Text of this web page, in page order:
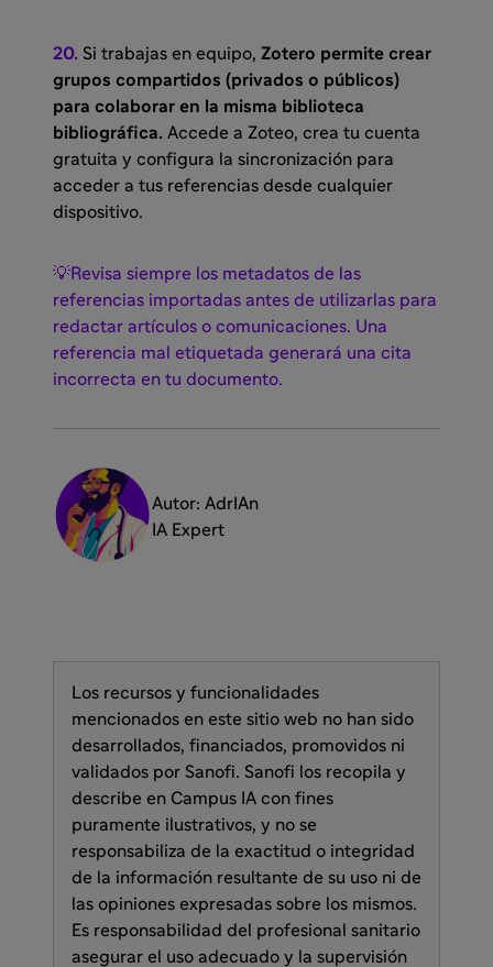
20. Si trabajas en equipo, Zotero permite crear
grupos compartidos (privados o públicos)
para colaborar en la misma biblioteca
bibliográfica. Accede a Zoteo, crea tu cuenta
gratuita y configura la sincronización para
acceder a tus referencias desde cualquier
dispositivo.
💡Revisa siempre los metadatos de las
referencias importadas antes de utilizarlas para
redactar artículos o comunicaciones. Una
referencia mal etiquetada generará una cita
incorrecta en tu documento.
Autor: AdrIAn
IA Expert
Los recursos y funcionalidades
mencionados en este sitio web no han sido
desarrollados, financiados, promovidos ni
validados por Sanofi. Sanofi los recopila y
describe en Campus IA con fines
puramente ilustrativos, y no se
responsabiliza de la exactitud o integridad
de la información resultante de su uso ni de
las opiniones expresadas sobre los mismos.
Es responsabilidad del profesional sanitario
asegurar el uso adecuado y la supervisión